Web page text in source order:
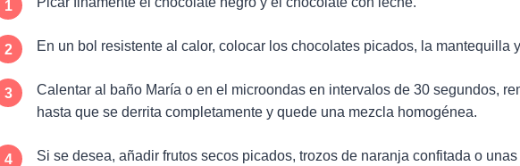
En un bol resistente al calor, colocar los chocolates picados, la mantequilla
Calentar al baño María o en el microondas en intervalos de 30 segundos,
hasta que se derrita completamente y quede una mezcla homogénea.
Si se desea, añadir frutos secos picados, trozos de naranja confitada o